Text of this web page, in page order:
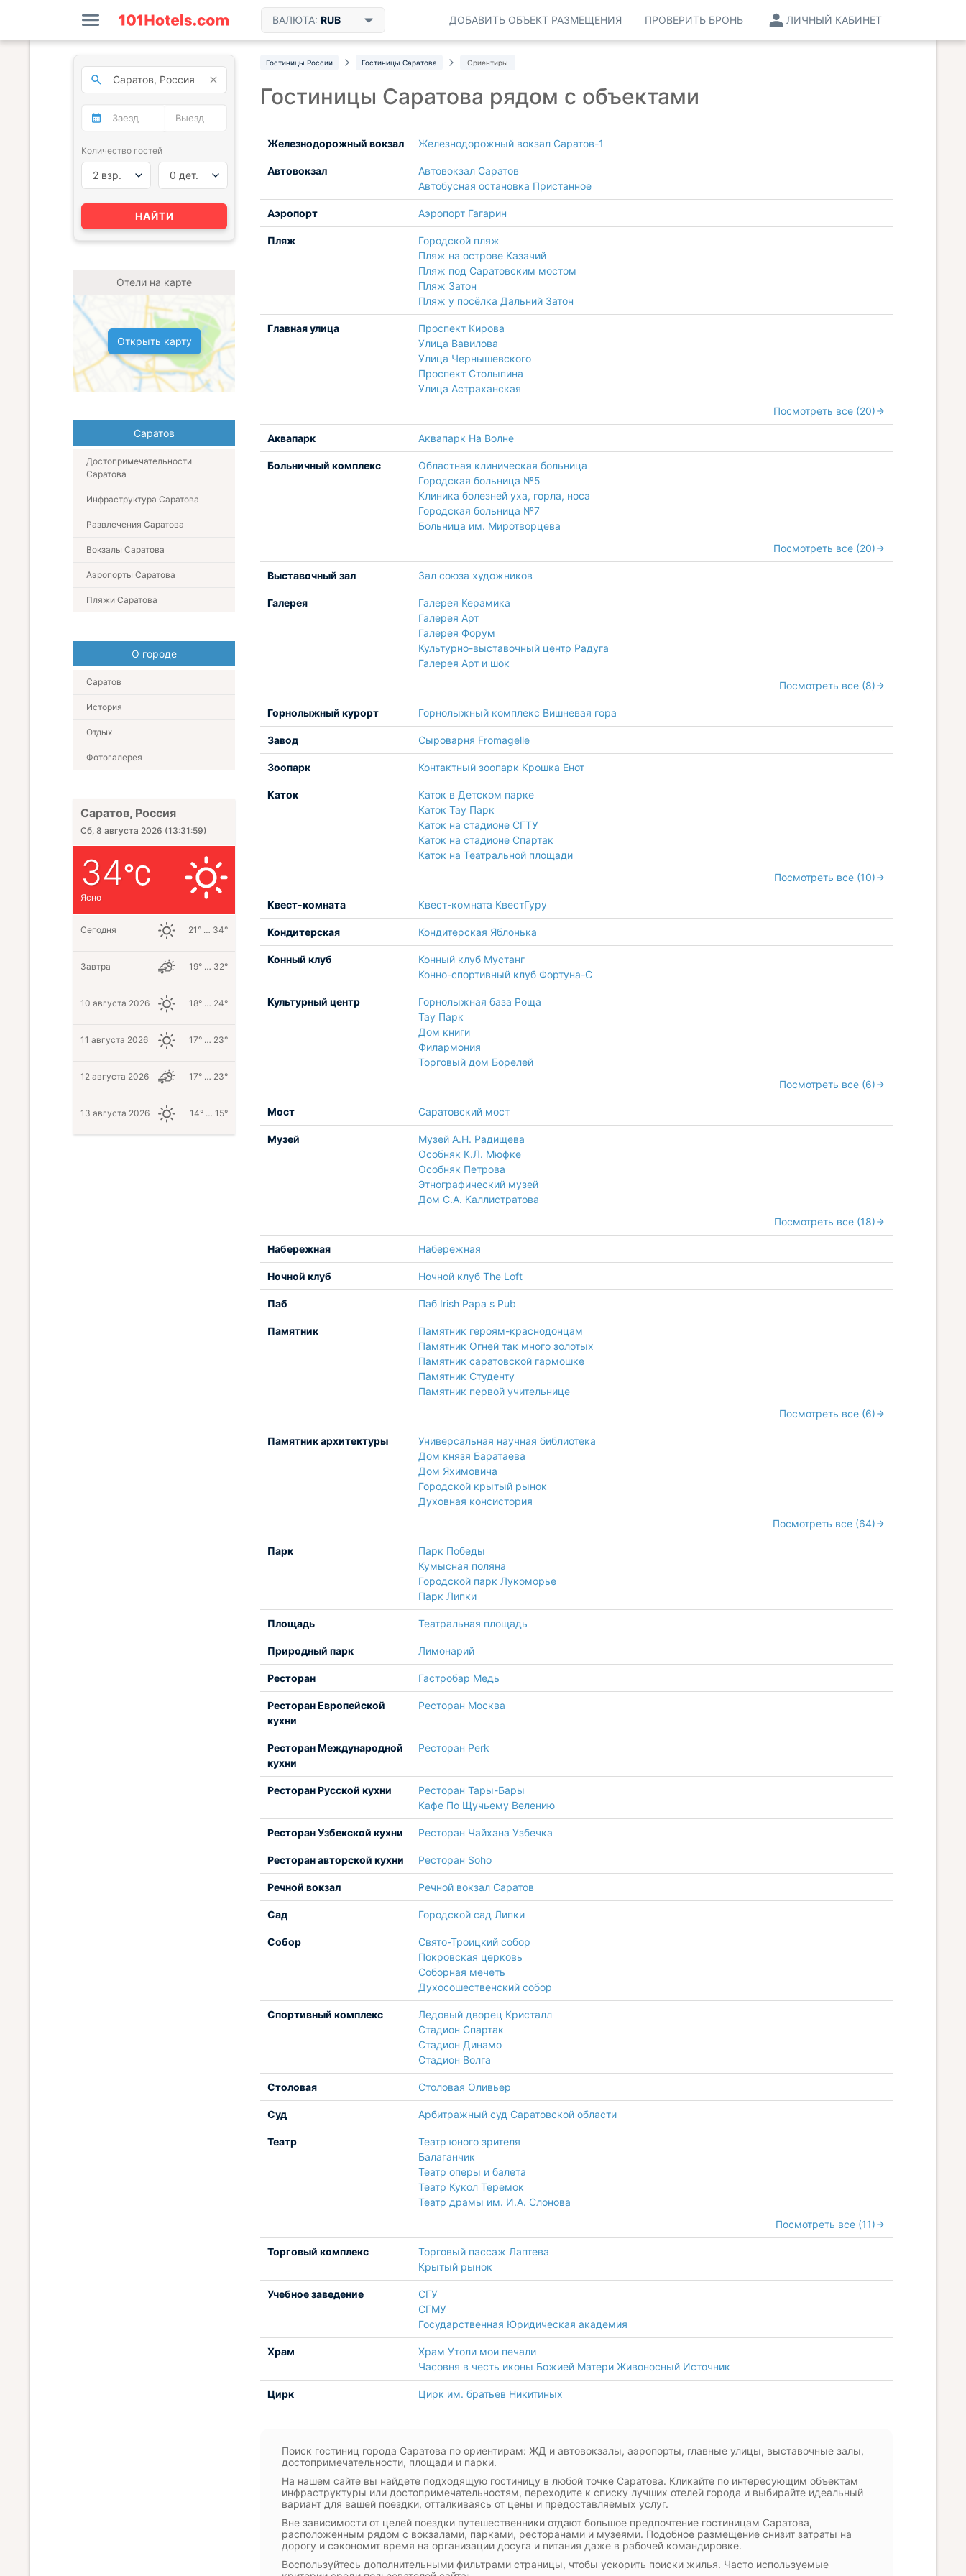
ВАЛЮТА: RUB ЛИЧНЫЙ КАБИНЕТ
ПРОВЕРИТЬ БРОНЬ
ДОБАВИТЬ ОБЪЕКТ РАЗМЕЩЕНИЯ
Гостиницы России Гостиницы Саратова Ориентиры
Гостиницы Саратова рядом с объектами
Железнодорожный вокзал Железнодорожный вокзал Саратов-1
Автовокзал
Автовокзал Саратов
Автобусная остановка Пристанное
Аэропорт Аэропорт Гагарин
Пляж
Городской пляж
Пляж на острове Казачий
Пляж под Саратовским мостом
Пляж Затон
Пляж у посёлка Дальний Затон
Главная улица
Проспект Кирова
Улица Вавилова
Улица Чернышевского
Проспект Столыпина
Улица Астраханская
Посмотреть все (20)
Аквапарк Аквапарк На Волне
Больничный комплекс
Областная клиническая больница
Городская больница №5
Клиника болезней уха, горла, носа
Городская больница №7
Больница им. Миротворцева
Посмотреть все (20)
Выставочный зал Зал союза художников
Галерея
Галерея Керамика
Галерея Арт
Галерея Форум
Культурно-выставочный центр Радуга
Галерея Арт и шок
Посмотреть все (8)
Горнолыжный курорт Горнолыжный комплекс Вишневая гора
Завод Сыроварня Fromagelle
Зоопарк Контактный зоопарк Крошка Енот
Каток
Каток в Детском парке
Каток Тау Парк
Каток на стадионе СГТУ
Каток на стадионе Спартак
Каток на Театральной площади
Посмотреть все (10)
Квест-комната Квест-комната КвестГуру
Кондитерская Кондитерская Яблонька
Конный клуб
Конный клуб Мустанг
Конно-спортивный клуб Фортуна-С
Культурный центр
Горнолыжная база Роща
Тау Парк
Дом книги
Филармония
Торговый дом Борелей
Посмотреть все (6)
Мост Саратовский мост
Музей
Музей А.Н. Радищева
Особняк К.Л. Мюфке
Особняк Петрова
Этнографический музей
Дом С.А. Каллистратова
Посмотреть все (18)
Набережная Набережная
Ночной клуб Ночной клуб The Loft
Паб Паб Irish Papa s Pub
Памятник
Памятник героям-краснодонцам
Памятник Огней так много золотых
Памятник саратовской гармошке
Памятник Студенту
Памятник первой учительнице
Посмотреть все (6)
Памятник архитектуры
Универсальная научная библиотека
Дом князя Баратаева
Дом Яхимовича
Городской крытый рынок
Духовная консистория
Посмотреть все (64)
Парк
Парк Победы
Кумысная поляна
Городской парк Лукоморье
Парк Липки
Площадь Театральная площадь
Природный парк Лимонарий
Ресторан Гастробар Медь
Ресторан Европейской
кухни
Ресторан Москва
Ресторан Международной
кухни
Ресторан Perk
Ресторан Русской кухни
Ресторан Тары-Бары
Кафе По Щучьему Велению
Ресторан Узбекской кухни Ресторан Чайхана Узбечка
Ресторан авторской кухни Ресторан Soho
Речной вокзал Речной вокзал Саратов
Сад Городской сад Липки
Собор
Свято-Троицкий собор
Покровская церковь
Соборная мечеть
Духосошественский собор
Спортивный комплекс
Ледовый дворец Кристалл
Стадион Спартак
Стадион Динамо
Стадион Волга
Столовая Столовая Оливьер
Суд Арбитражный суд Саратовской области
Театр
Театр юного зрителя
Балаганчик
Театр оперы и балета
Театр Кукол Теремок
Театр драмы им. И.А. Слонова
Посмотреть все (11)
Торговый комплекс
Торговый пассаж Лаптева
Крытый рынок
Учебное заведение
СГУ
СГМУ
Государственная Юридическая академия
Храм
Храм Утоли мои печали
Часовня в честь иконы Божией Матери Живоносный Источник
Цирк Цирк им. братьев Никитиных
Поиск гостиниц города Саратова по ориентирам: ЖД и автовокзалы, аэропорты, главные улицы, выставочные залы,
достопримечательности, площади и парки.
На нашем сайте вы найдете подходящую гостиницу в любой точке Саратова. Кликайте по интересующим объектам
инфраструктуры или достопримечательностям, переходите к списку лучших отелей города и выбирайте идеальный
вариант для вашей поездки, отталкиваясь от цены и предоставляемых услуг.
Вне зависимости от целей поездки путешественники отдают большое предпочтение гостиницам Саратова,
расположенным рядом с вокзалами, парками, ресторанами и музеями. Подобное размещение снизит затраты на
дорогу и сэкономит время на организации досуга и питания даже в рабочей командировке.
Воспользуйтесь дополнительными фильтрами страницы, чтобы ускорить поиски жилья. Часто используемые
Количество гостей
2 взр. 0 дет.
НАЙТИ
Отели на карте
Открыть карту
Саратов
Достопримечательности
Саратова
Инфраструктура Саратова
Развлечения Саратова
Вокзалы Саратова
Аэропорты Саратова
Пляжи Саратова
О городе
Саратов
История
Отдых
Фотогалерея
Саратов, Россия
Сб, 8 августа 2026 (13:32:00)
34
Ясно
Сегодня 21° … 34°
Завтра 19° … 32°
10 августа 2026 18° … 24°
11 августа 2026 17° … 23°
12 августа 2026 17° … 23°
13 августа 2026 14° … 15°